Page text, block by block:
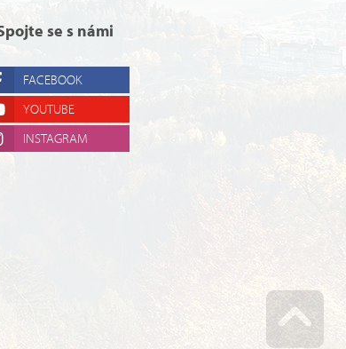
se s námi
FACEBOOK
YOUTUBE
INSTAGRAM